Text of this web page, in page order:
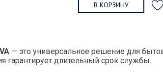
В КОРЗИНУ
— это универсальное решение для
гарантирует длительный срок службы.